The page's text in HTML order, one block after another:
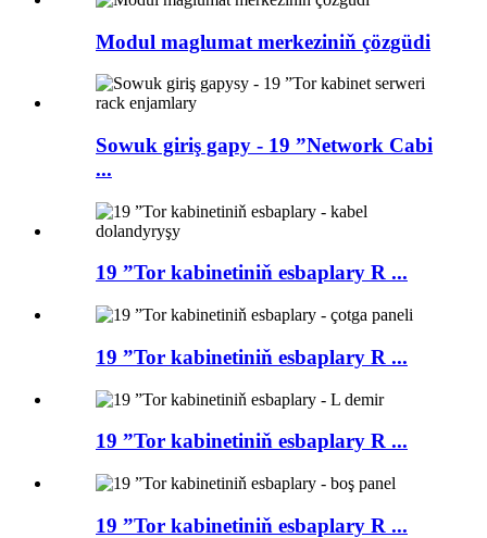
Modul maglumat merkeziniň çözgüdi
Sowuk giriş gapy - 19 ”Network Cabi
...
19 ”Tor kabinetiniň esbaplary R ...
19 ”Tor kabinetiniň esbaplary R ...
19 ”Tor kabinetiniň esbaplary R ...
19 ”Tor kabinetiniň esbaplary R ...